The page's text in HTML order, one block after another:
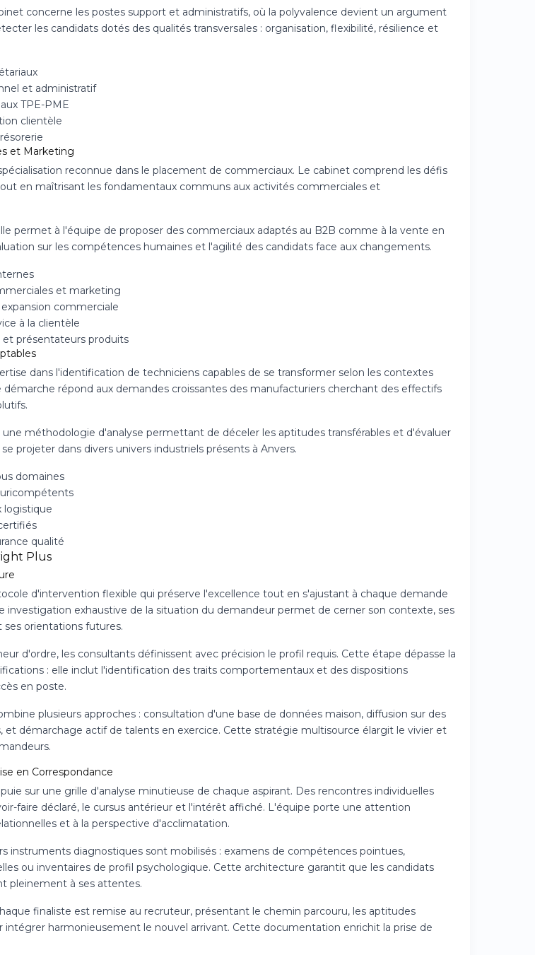
concerne les postes support et administratifs, où la polyvalence devient un argument
les candidats dotés des qualités transversales : organisa­tion, flexibilité, résilience et
et administratif
TPE-PME
clientèle
et Marketing
reconnue dans le placement de commerciaux. Le cabinet comprend les défis
en maîtrisant les fondamentaux communs aux activités commerciales et
permet à l'équipe de proposer des commerciaux adaptés au B2B comme à la vente en
sur les compétences humaines et l'agilité des candidats face aux changements.
et marketing
commerciale
à la clientèle
présentateurs produits
dans l'identification de techniciens capables de se transformer selon les contextes
répond aux demandes croissantes des manufacturiers cherchant des effectifs
une méthodologie d'analyse permettant de déceler les aptitudes transférables et d'évaluer
projeter dans divers univers industriels présents à Anvers.
domaines
logistique
qualité
Plus
d'intervention flexible qui préserve l'excellence tout en s'ajustant à chaque demande
investigation exhaustive de la situation du demandeur permet de cerner son contexte, ses
ses orientations futures.
d'ordre, les consultants définissent avec précision le profil requis. Cette étape dépasse la
: elle inclut l'identification des traits comportementaux et des dispositions
en poste.
plusieurs approches : consultation d'une base de données maison, diffusion sur des
et démarchage actif de talents en exercice. Cette stratégie multisource élargit le vivier et
en Correspondance
sur une grille d'analyse minutieuse de chaque aspirant. Des rencontres individuelles
faire déclaré, le cursus antérieur et l'intérêt affiché. L'équipe porte une attention
et à la perspective d'acclimatation.
instruments diagnostiques sont mobilisés : examens de compétences pointues,
ou inventaires de profil psychologique. Cette architecture garantit que les candidats
pleinement à ses attentes.
finaliste est remise au recruteur, présentant le chemin parcouru, les aptitudes
intégrer harmonieusement le nouvel arrivant. Cette documentation enrichit la prise de